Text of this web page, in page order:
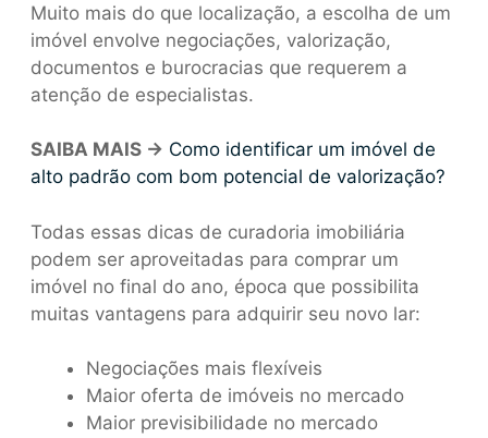
Muito mais do que localização, a escolha de um
imóvel envolve negociações, valorização,
documentos e burocracias que requerem a
atenção de especialistas.
SAIBA MAIS -> Como identificar um imóvel de
alto padrão com bom potencial de valorização?
Todas essas dicas de curadoria imobiliária
podem ser aproveitadas para comprar um
imóvel no final do ano, época que possibilita
muitas vantagens para adquirir seu novo lar:
Negociações mais flexíveis
Maior oferta de imóveis no mercado
Maior previsibilidade no mercado